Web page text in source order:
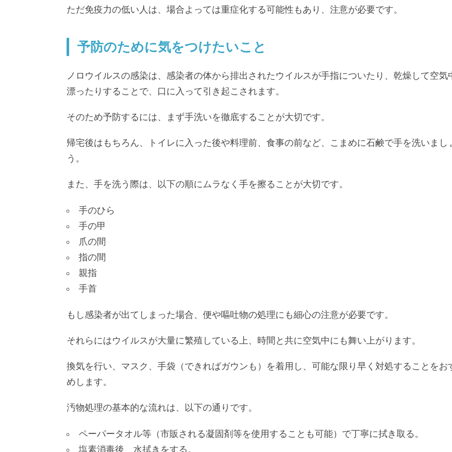
ただ免疫力の低い人は、場合よっては重症化する可能性もあり、注意が必要です。
予防のために気をつけたいこと
ノロウイルスの感染は、感染者の体から排出されたウイルスが手指についたり、乾燥して空気
漂ったりすることで、口に入って引き起こされます。
そのため予防するには、まず手洗いを徹底することが大切です。
帰宅後はもちろん、トイレに入った後や料理前、食事の前など、こまめに石鹸で手を洗いまし
う。
また、手を洗う際は、以下の順にムラなく手を擦ることが大切です。
手のひら
手の甲
爪の間
指の間
親指
手首
もし感染者が出てしまった場合、便や嘔吐物の処理にも細心の注意が必要です。
それらにはウイルスが大量に繁殖している上、時間と共に空気中にも舞い上がります。
換気を行い、マスク、手袋（できればガウンも）を着用し、可能な限り早く対処することをお
めします。
汚物処理の基本的な流れは、以下の通りです。
ペーパータオル等（市販される凝固剤等を使用することも可能）で丁寧に拭き取る。
塩素消毒後、水拭きをする。